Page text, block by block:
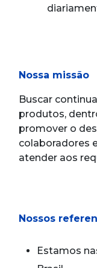
Nossa missão
Buscar
produtos,
promover o
colaboradores
atender aos
Nossos
Estamos